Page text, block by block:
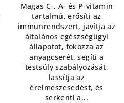
ből
5,0
csillag.
Magas C-, A- és P-vitamin
tartalmú, erősíti az
immunrendszert, javítja az
általános egészségügyi
állapotot, fokozza az
anyagcserét, segíti a
testsúly szabályozását,
lassítja az
érelmeszesedést, és
serkenti a...